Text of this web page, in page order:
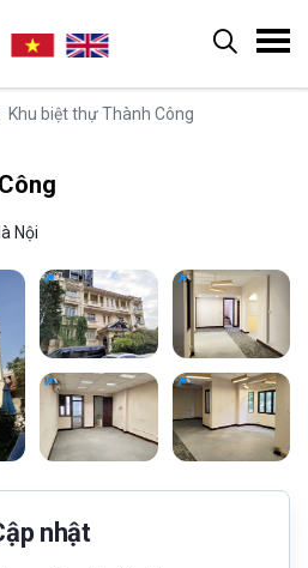
Khu biệt thự Thành Công
Nội
nhật